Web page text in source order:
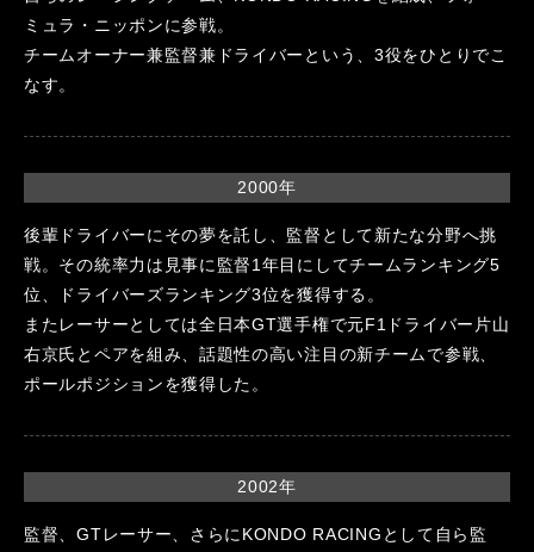
ミュラ・ニッポンに参戦。
チームオーナー兼監督兼ドライバーという、3役をひとりでこ
なす。
2000年
後輩ドライバーにその夢を託し、監督として新たな分野へ挑
戦。その統率力は見事に監督1年目にしてチームランキング5
位、ドライバーズランキング3位を獲得する。
またレーサーとしては全日本GT選手権で元F1ドライバー片山
右京氏とペアを組み、話題性の高い注目の新チームで参戦、
ポールポジションを獲得した。
2002年
監督、GTレーサー、さらにKONDO RACINGとして自ら監